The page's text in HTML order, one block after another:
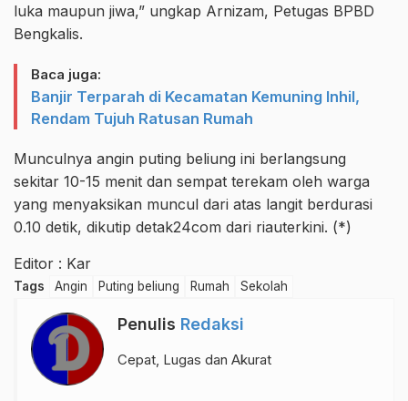
luka maupun jiwa,” ungkap Arnizam, Petugas BPBD
Bengkalis.
Baca juga:
Banjir Terparah di Kecamatan Kemuning Inhil,
Rendam Tujuh Ratusan Rumah
Munculnya angin puting beliung ini berlangsung
sekitar 10-15 menit dan sempat terekam oleh warga
yang menyaksikan muncul dari atas langit berdurasi
0.10 detik, dikutip detak24com dari riauterkini. (*)
Editor : Kar
Tags Angin Puting beliung Rumah Sekolah
Penulis Redaksi
Cepat, Lugas dan Akurat